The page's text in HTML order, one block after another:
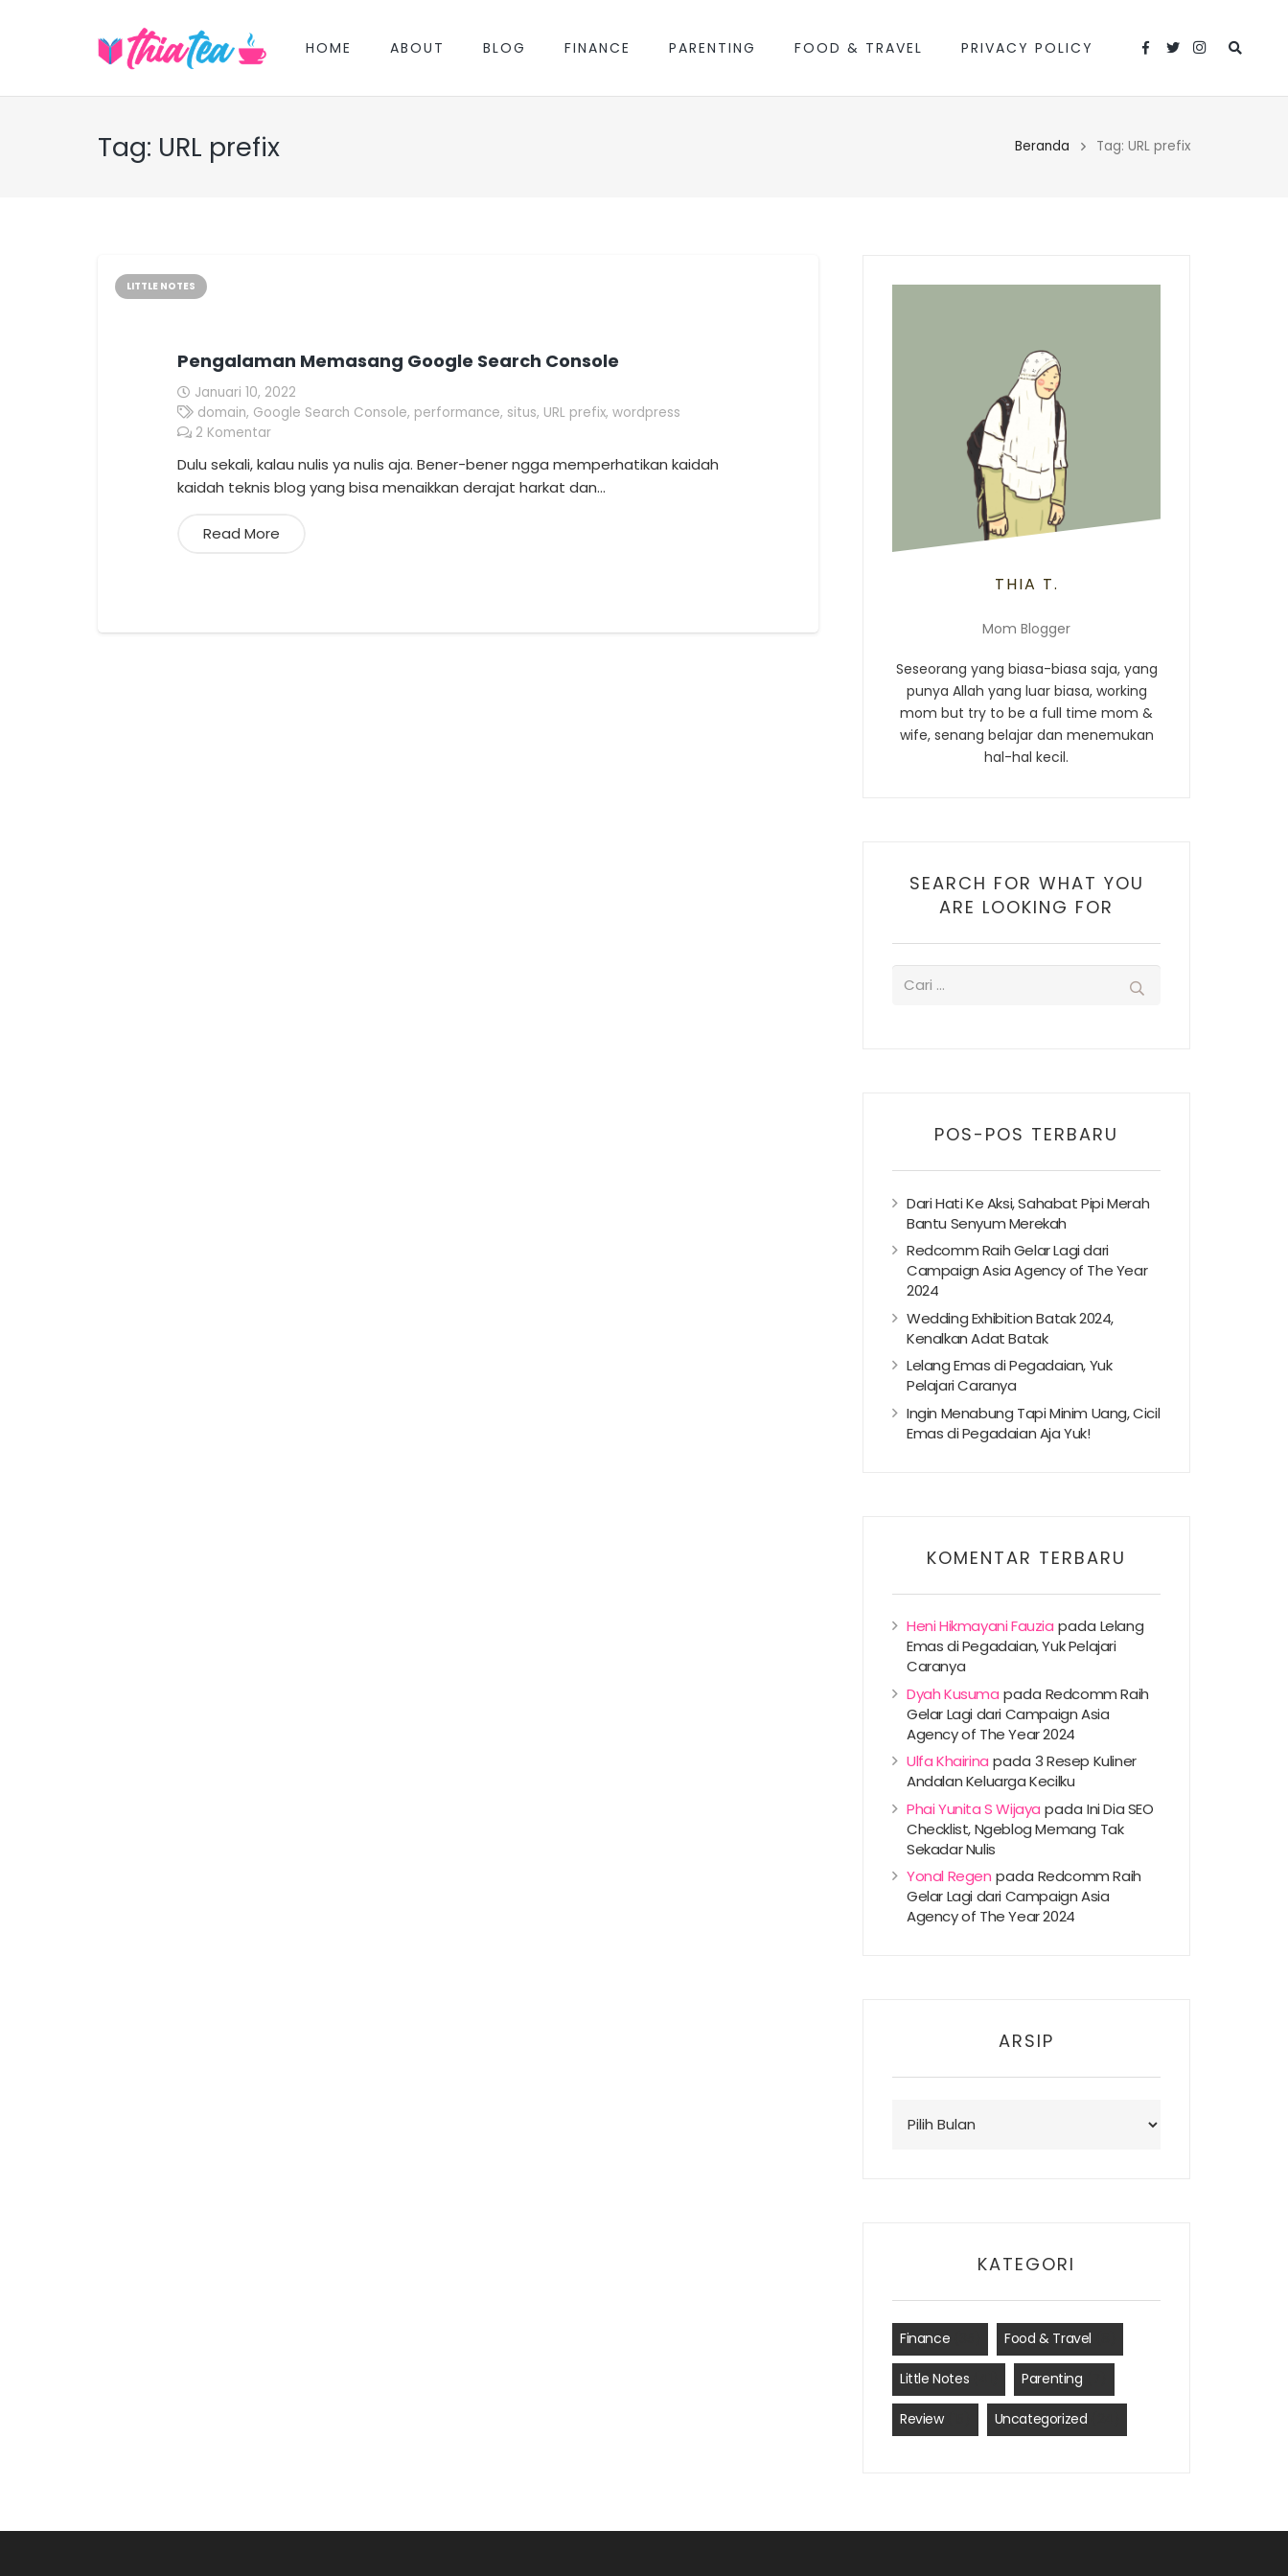
HOME ABOUT BLOG FINANCE PARENTING FOOD & TRAVEL PRIVACY POLICY
Tag: URL prefix Beranda Tag: URL prefix
LITTLE NOTES
Pengalaman Memasang Google Search Console
Januari 10, 2022
domain, Google Search Console, performance, situs, URL prefix, wordpress
2 Komentar
Dulu sekali, kalau nulis ya nulis aja. Bener-bener ngga memperhatikan kaidah
kaidah teknis blog yang bisa menaikkan derajat harkat dan…
Read More
THIA T.
Mom Blogger
Seseorang yang biasa-biasa saja, yang
punya Allah yang luar biasa, working
mom but try to be a full time mom &
wife, senang belajar dan menemukan
hal-hal kecil.
SEARCH FOR WHAT YOU
ARE LOOKING FOR
POS-POS TERBARU
Dari Hati Ke Aksi, Sahabat Pipi Merah
Bantu Senyum Merekah
Redcomm Raih Gelar Lagi dari
Campaign Asia Agency of The Year
2024
Wedding Exhibition Batak 2024,
Kenalkan Adat Batak
Lelang Emas di Pegadaian, Yuk
Pelajari Caranya
Ingin Menabung Tapi Minim Uang, Cicil
Emas di Pegadaian Aja Yuk!
KOMENTAR TERBARU
Heni Hikmayani Fauzia pada Lelang
Emas di Pegadaian, Yuk Pelajari
Caranya
Dyah Kusuma pada Redcomm Raih
Gelar Lagi dari Campaign Asia
Agency of The Year 2024
Ulfa Khairina pada 3 Resep Kuliner
Andalan Keluarga Kecilku
Phai Yunita S Wijaya pada Ini Dia SEO
Checklist, Ngeblog Memang Tak
Sekadar Nulis
Yonal Regen pada Redcomm Raih
Gelar Lagi dari Campaign Asia
Agency of The Year 2024
ARSIP
KATEGORI
Finance Food & Travel
Little Notes Parenting
Review(15) Uncategorized